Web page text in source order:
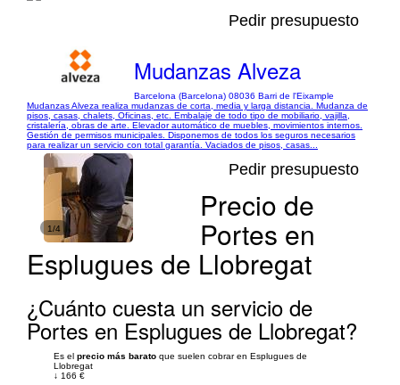
Pedir presupuesto
Mudanzas Alveza
Barcelona (Barcelona) 08036 Barri de l'Eixample
Mudanzas Alveza realiza mudanzas de corta, media y larga distancia. Mudanza de
pisos, casas, chalets, Oficinas, etc. Embalaje de todo tipo de mobiliario, vajilla,
cristalería, obras de arte. Elevador automático de muebles, movimientos internos.
Gestión de permisos municipales. Disponemos de todos los seguros necesarios
para realizar un servicio con total garantía. Vaciados de pisos, casas...
1/4
Pedir presupuesto
Precio de
Portes en
Esplugues de Llobregat
¿Cuánto cuesta un servicio de
Portes en Esplugues de Llobregat?
Es el precio más barato que suelen cobrar en Esplugues de
Llobregat
↓ 166 €